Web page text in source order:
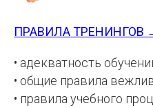
ПРАВИЛА ТРЕНИНГОВ
• адекватность
• общие правила
• правила учебного